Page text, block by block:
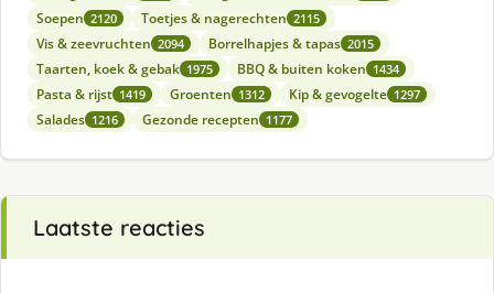
Soepen 2120 Toetjes & nagerechten 2115
Vis & zeevruchten 2094 Borrelhapjes & tapas 2015
Taarten, koek & gebak 1975 BBQ & buiten koken 1434
Pasta & rijst 1419 Groenten 1312 Kip & gevogelte 1297
Salades 1216 Gezonde recepten 1177
Laatste reacties